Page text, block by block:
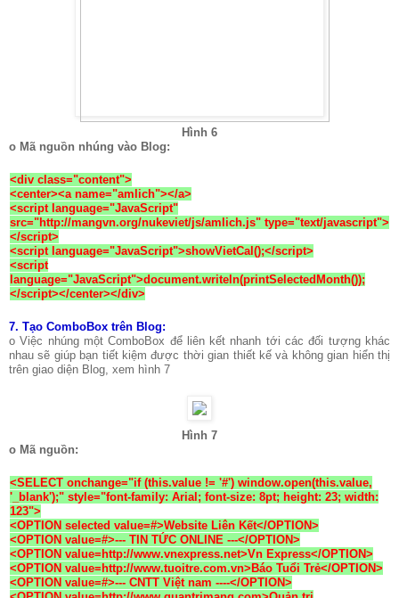
Hình 6
o Mã nguồn nhúng vào Blog:
<div class="content">
<center><a name="amlich"></a>
<script language="JavaScript"
src="http://mangvn.org/nukeviet/js/amlich.js" type="text/javascript">
</script>
<script language="JavaScript">showVietCal();</script>
<script
language="JavaScript">document.writeln(printSelectedMonth());
</script></center></div>
7. Tạo ComboBox trên Blog:
o Việc nhúng một ComboBox để liên kết nhanh tới các đối tượng khác
nhau sẽ giúp bạn tiết kiệm được thời gian thiết kế và không gian hiển thị
trên giao diện Blog, xem hình 7
Hình 7
o Mã nguồn:
<SELECT onchange="if (this.value != '#') window.open(this.value,
'_blank');" style="font-family: Arial; font-size: 8pt; height: 23; width:
123">
<OPTION selected value=#>Website Liên Kết</OPTION>
<OPTION value=#>--- TIN TỨC ONLINE ---</OPTION>
<OPTION value=http://www.vnexpress.net>Vn Express</OPTION>
<OPTION value=http://www.tuoitre.com.vn>Báo Tuổi Trẻ</OPTION>
<OPTION value=#>--- CNTT Việt nam ----</OPTION>